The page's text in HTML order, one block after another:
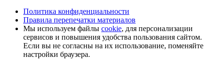
Политика конфиденциальности
Правила перепечатки материалов
Мы используем файлы cookie, для персонализации
сервисов и повышения удобства пользования сайтом.
Если вы не согласны на их использование, поменяйте
настройки браузера.